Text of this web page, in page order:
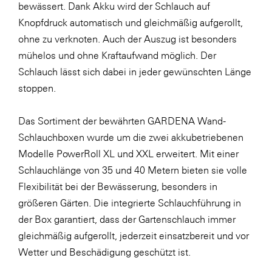
bewässert. Dank Akku wird der Schlauch auf
Knopfdruck automatisch und gleichmäßig aufgerollt,
ohne zu verknoten. Auch der Auszug ist besonders
mühelos und ohne Kraftaufwand möglich. Der
Schlauch lässt sich dabei in jeder gewünschten Länge
stoppen.
Das Sortiment der bewährten GARDENA Wand-
Schlauchboxen wurde um die zwei akkubetriebenen
Modelle PowerRoll XL und XXL erweitert. Mit einer
Schlauchlänge von 35 und 40 Metern bieten sie volle
Flexibilität bei der Bewässerung, besonders in
größeren Gärten. Die integrierte Schlauchführung in
der Box garantiert, dass der Gartenschlauch immer
gleichmäßig aufgerollt, jederzeit einsatzbereit und vor
Wetter und Beschädigung geschützt ist.